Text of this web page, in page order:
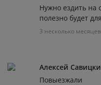
Нужно ездить на
полезно будет
3 несколько
Алексей
Повыезжали